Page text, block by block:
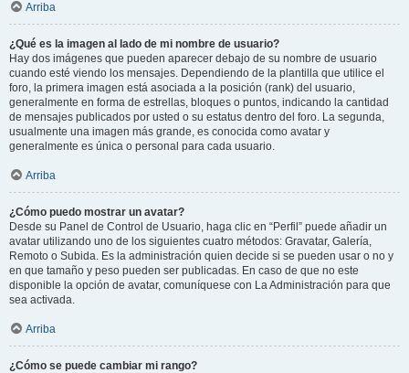
Arriba
¿Qué es la imagen al lado de mi nombre de usuario?
Hay dos imágenes que pueden aparecer debajo de su nombre de usuario
cuando esté viendo los mensajes. Dependiendo de la plantilla que utilice el
foro, la primera imagen está asociada a la posición (rank) del usuario,
generalmente en forma de estrellas, bloques o puntos, indicando la cantidad
de mensajes publicados por usted o su estatus dentro del foro. La segunda,
usualmente una imagen más grande, es conocida como avatar y
generalmente es única o personal para cada usuario.
Arriba
¿Cómo puedo mostrar un avatar?
Desde su Panel de Control de Usuario, haga clic en “Perfil” puede añadir un
avatar utilizando uno de los siguientes cuatro métodos: Gravatar, Galería,
Remoto o Subida. Es la administración quien decide si se pueden usar o no y
en que tamaño y peso pueden ser publicadas. En caso de que no este
disponible la opción de avatar, comuníquese con La Administración para que
sea activada.
Arriba
¿Cómo se puede cambiar mi rango?